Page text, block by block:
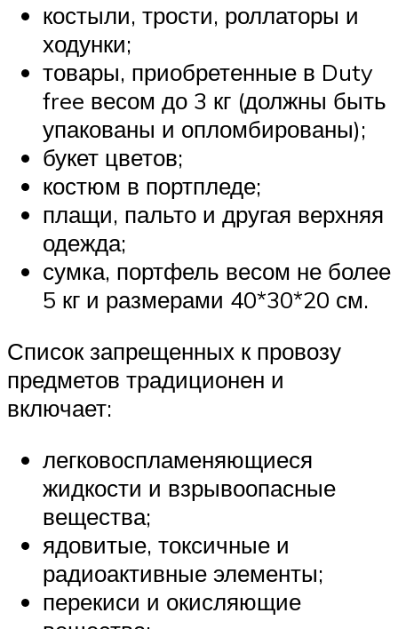
костыли, трости, роллаторы и
ходунки;
товары, приобретенные в Duty
free весом до 3 кг (должны быть
упакованы и опломбированы);
букет цветов;
костюм в портпледе;
плащи, пальто и другая верхняя
одежда;
сумка, портфель весом не более
5 кг и размерами 40*30*20 см.
Список запрещенных к провозу
предметов традиционен и
включает:
легковоспламеняющиеся
жидкости и взрывоопасные
вещества;
ядовитые, токсичные и
радиоактивные элементы;
перекиси и окисляющие